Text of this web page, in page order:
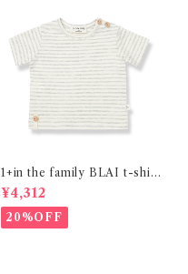
1+in the family BLAI t-shirt
(Grey)
¥4,312
20%OFF